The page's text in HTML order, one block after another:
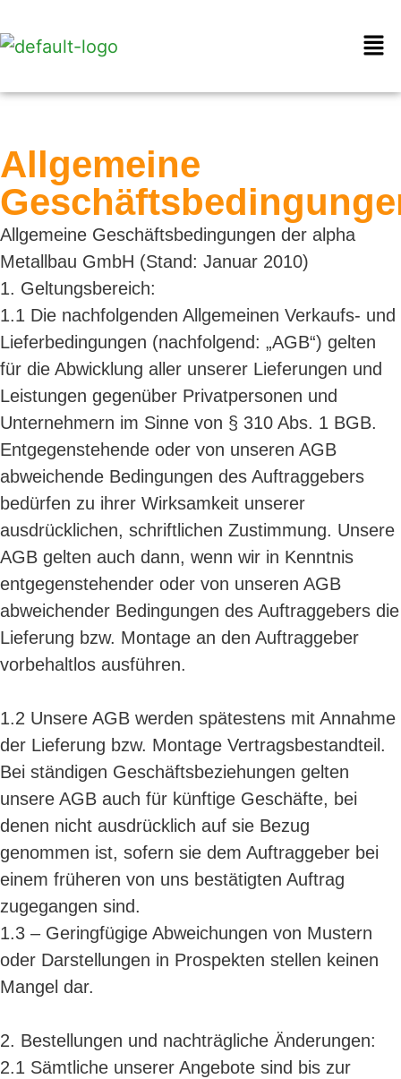
Allgemeine
Allgemeine Geschäftsbedingungen der alpha
Metallbau GmbH (Stand: Januar 2010)
1. Geltungsbereich:
1.1 Die nachfolgenden Allgemeinen Verkaufs- und
Lieferbedingungen (nachfolgend: „AGB“) gelten
für die Abwicklung aller unserer Lieferungen und
Leistungen gegenüber Privatpersonen und
Unternehmern im Sinne von § 310 Abs. 1 BGB.
Entgegenstehende oder von unseren AGB
abweichende Bedingungen des Auftraggebers
bedürfen zu ihrer Wirksamkeit unserer
ausdrücklichen, schriftlichen Zustimmung. Unsere
AGB gelten auch dann, wenn wir in Kenntnis
entgegenstehender oder von unseren AGB
abweichender Bedingungen des Auftraggebers die
Lieferung bzw. Montage an den Auftraggeber
vorbehaltlos ausführen.
1.2 Unsere AGB werden spätestens mit Annahme
der Lieferung bzw. Montage Vertragsbestandteil.
Bei ständigen Geschäftsbeziehungen gelten
unsere AGB auch für künftige Geschäfte, bei
denen nicht ausdrücklich auf sie Bezug
genommen ist, sofern sie dem Auftraggeber bei
einem früheren von uns bestätigten Auftrag
zugegangen sind.
1.3 – Geringfügige Abweichungen von Mustern
oder Darstellungen in Prospekten stellen keinen
Mangel dar.
2. Bestellungen und nachträgliche Änderungen:
2.1 Sämtliche unserer Angebote sind bis zur